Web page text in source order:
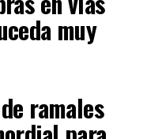
muy
ramales